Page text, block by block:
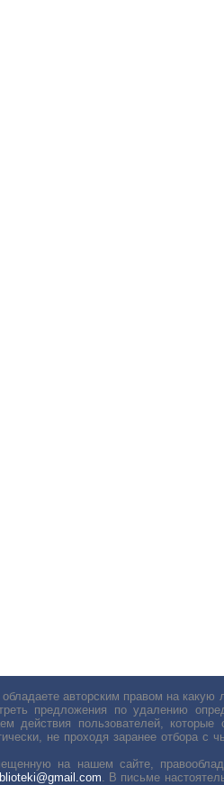
авторским правом на
предложения по удалению
пользователей, которые
не проходя заранее отбора с
на нашем сайте,
. В письме